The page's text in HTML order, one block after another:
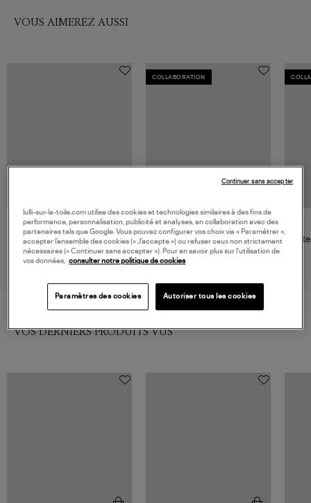
VOUS AIMEREZ AUSSI
134,95 €
UGG
Bottines Classic Micro Sand
COLLABORATION
200,00 €
ADIDAS
Bottines Ace Cblack Cblack
Msilve, Collaboration Adidas x
VOS DERNIERS PRODUITS VUS
lulli-sur-la-toile.com utilise des cookies et technologies similaires à des fins de
performance, personnalisation, publicité et analyses, en collaboration avec des
partenaires tels que Google. Vous pouvez configurer vos choix via « Paramétrer »,
accepter l’ensemble des cookies (« J’accepte ») ou refuser ceux non strictement
nécessaires (« Continuer sans accepter »). Pour en savoir plus sur l’utilisation de
vos données,
consulter notre politique de cookies
Paramètres des cookies Autoriser tous les cookies
Continuer sans accepter